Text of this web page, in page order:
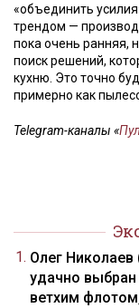
Lifestyle
Мурзилка
«объединить
трендом —
пока очень ранняя,
поиск решений,
кухню. Это точно
примерно как
Telegram-каналы «
Олег
удачно
ветхим